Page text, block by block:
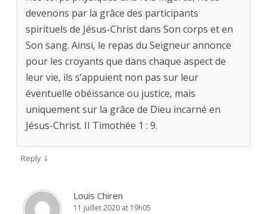
devenons par la grâce des participants
spirituels de Jésus-Christ dans Son corps et en
Son sang. Ainsi, le repas du Seigneur annonce
pour les croyants que dans chaque aspect de
leur vie, ils s’appuient non pas sur leur
éventuelle obéissance ou justice, mais
uniquement sur la grâce de Dieu incarné en
Jésus-Christ. II Timothée 1 : 9.
Reply ↓
Louis Chiren
11 juillet 2020 at 19h05